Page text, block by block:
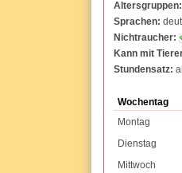
Altersgruppen:
Sprachen:
Nichtraucher:
Kann mit
Stundensatz:
Wochentag
Montag
Dienstag
Mittwoch